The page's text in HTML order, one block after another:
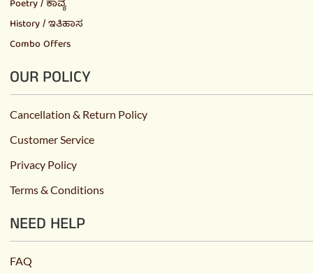
Poetry / ಕಾವ್ಯ
History / ಇತಿಹಾಸ
Combo Offers
OUR POLICY
Cancellation & Return Policy
Customer Service
Privacy Policy
Terms & Conditions
NEED HELP
FAQ